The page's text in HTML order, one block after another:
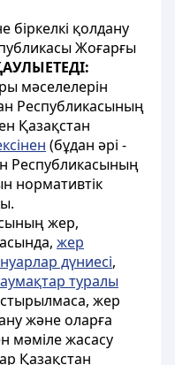
біркелкі қолдану
Жоғарғы
мәселелерін
Республикасының
Қазақстан
(бұдан әрі -
Республикасының
нормативтік
жер,
жер
дүниесі,
туралы
жер
және оларға
мәміле жасасу
Қазақстан